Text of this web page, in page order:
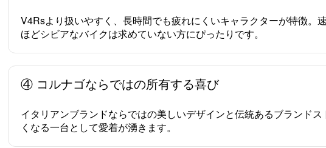
V4Rsより扱いやすく、長時間でも疲れにくいキャラクターが特徴。
ほどシビアなバイクは求めていない方にぴったりです。
④ コルナゴならではの所有する喜び
イタリアンブランドならではの美しいデザインと伝統あるブランド
くなる一台として愛着が湧きます。